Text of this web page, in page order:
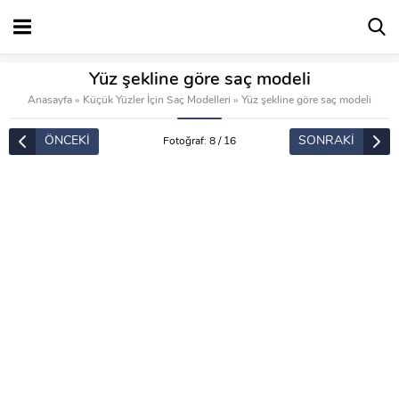
Yüz şekline göre saç modeli
Anasayfa » Küçük Yüzler İçin Saç Modelleri » Yüz şekline göre saç modeli
ÖNCEKİ Fotoğraf: 8 / 16 SONRAKİ